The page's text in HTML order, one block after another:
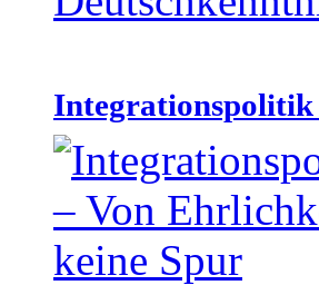
Integrationspolitik